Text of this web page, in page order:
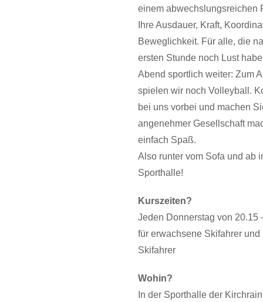
einem abwechslungsreichen
Ihre Ausdauer, Kraft,
Beweglichkeit. Für alle, die
ersten Stunde noch Lust
Abend sportlich weiter: Zum
spielen wir noch Volleyball.
bei uns vorbei und machen
angenehmer Gesellschaft
einfach Spaß.
Also runter vom Sofa und ab
Sporthalle!
Kurszeiten?
Jeden Donnerstag von 20.15
für erwachsene Skifahrer und
Skifahrer
Wohin?
In der Sporthalle der